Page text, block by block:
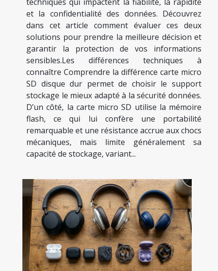
et la confidentialité des données. Découvrez
dans cet article comment évaluer ces deux
solutions pour prendre la meilleure décision et
garantir la protection de vos informations
sensibles.Les différences techniques à
connaître Comprendre la différence carte micro
SD disque dur permet de choisir le support
stockage le mieux adapté à la sécurité données.
D’un côté, la carte micro SD utilise la mémoire
flash, ce qui lui confère une portabilité
remarquable et une résistance accrue aux chocs
mécaniques, mais limite généralement sa
capacité de stockage, variant...